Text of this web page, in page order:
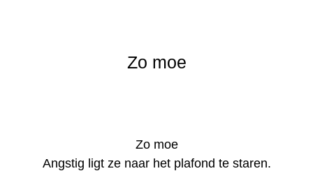
Zo moe
Zo moe
Angstig ligt ze naar het plafond te staren.